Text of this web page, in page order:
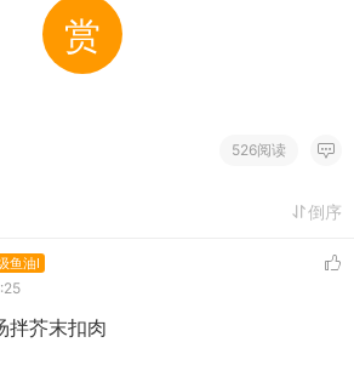
赏
526阅读
倒序
鱼油I
拌芥末扣肉